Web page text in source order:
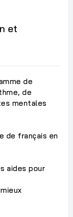
et
de
de
mentales
de français en
aides pour